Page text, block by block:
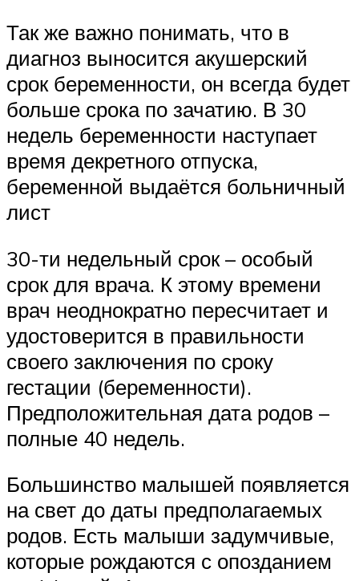
Так же важно понимать, что в
диагноз выносится акушерский
срок беременности, он всегда будет
больше срока по зачатию. В 30
недель беременности наступает
время декретного отпуска,
беременной выдаётся больничный
лист
30-ти недельный срок – особый
срок для врача. К этому времени
врач неоднократно пересчитает и
удостоверится в правильности
своего заключения по сроку
гестации (беременности).
Предположительная дата родов –
полные 40 недель.
Большинство малышей появляется
на свет до даты предполагаемых
родов. Есть малыши задумчивые,
которые рождаются с опозданием